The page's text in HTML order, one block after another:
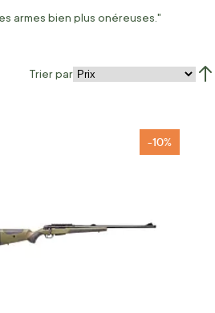
armes bien plus onéreuses."
Trier par
-10%